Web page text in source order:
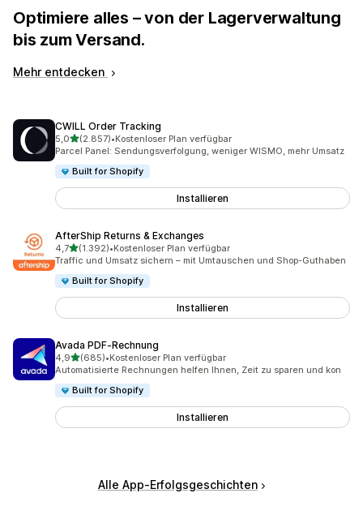
Optimiere alles – von der Lagerverwaltung
bis zum Versand.
Mehr entdecken
CWILL Order Tracking
5,0von 5 Sternen
(2.857)
2857 Rezensionen insgesamt
•Kostenloser Plan verfügbar
Parcel Panel: Sendungsverfolgung, weniger WISMO, mehr Umsatz
Built for Shopify
Installieren
AfterShip Returns & Exchanges
4,7von 5 Sternen
(1.392)
1392 Rezensionen insgesamt
•Kostenloser Plan verfügbar
Traffic und Umsatz sichern – mit Umtauschen und Shop-Guthaben
Built for Shopify
Installieren
Avada PDF‑Rechnung
4,9von 5 Sternen
(685)
685 Rezensionen insgesamt
•Kostenloser Plan verfügbar
Automatisierte Rechnungen helfen Ihnen, Zeit zu sparen und kon
Built for Shopify
Installieren
Alle App-Erfolgsgeschichten